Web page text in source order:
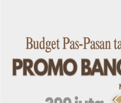
Kualitas Premium
standar kualitas tertinggi
: Rp 95.000 – Rp 175.000/m²
135.000/m² (paket material
proyek apartemen dan
Efisiensi Biaya dengan